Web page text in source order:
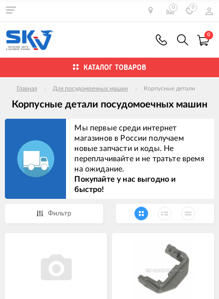
0 0
0
КАТАЛОГ ТОВАРОВ
Главная Для посудомоечных машин Корпусные детали
Корпусные детали посудомоечных машин
Мы первые среди интернет
магазинов в России получаем
новые запчасти и коды. Не
переплачивайте и не тратьте время
на ожидание.
Покупайте у нас выгодно и
быстро!
Фильтр